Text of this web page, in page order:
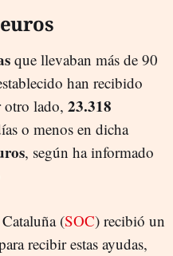
que llevaban más de 90
han recibido
otro lado, 23.318
o menos en dicha
, según ha informado
(SOC) recibió un
recibir estas ayudas,